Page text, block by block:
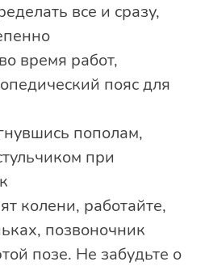
все и сразу,
время работ,
пояс для
пополам,
при
колени, работайте,
позвоночник
позе. Не забудьте о